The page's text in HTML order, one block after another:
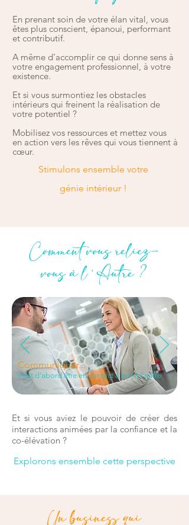
En prenant soin de votre élan vital, vous
êtes plus conscient, épanoui, performant
et contributif.
A même d’accomplir ce qui donne sens à
votre engagement professionnel, à votre
existence.
Et si vous surmontiez les obstacles
intérieurs qui freinent la réalisation de
votre potentiel ?
Mobilisez vos ressources et mettez vous
en action vers les rêves qui vous tiennent à
cœur.
Stimulons ensemble votre
génie intérieur !
Comment vous reliez-
vous à l'Autre ?
Communiquer...
c'est d'abord être en contact à soi, à l'autre
Et si vous aviez le pouvoir de créer des
interactions animées par la confiance et la
co-élévation ?
Explorons ensemble cette perspective
Un business qui